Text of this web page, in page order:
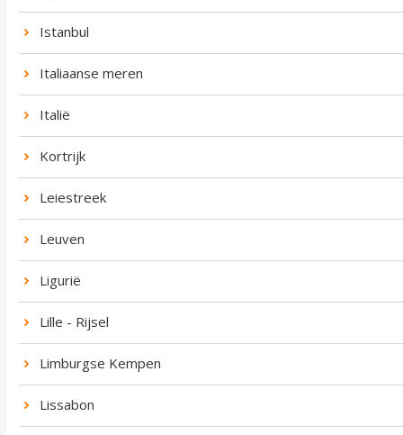
Istanbul
Italiaanse meren
Italië
Kortrijk
Leiestreek
Leuven
Ligurië
Lille - Rijsel
Limburgse Kempen
Lissabon